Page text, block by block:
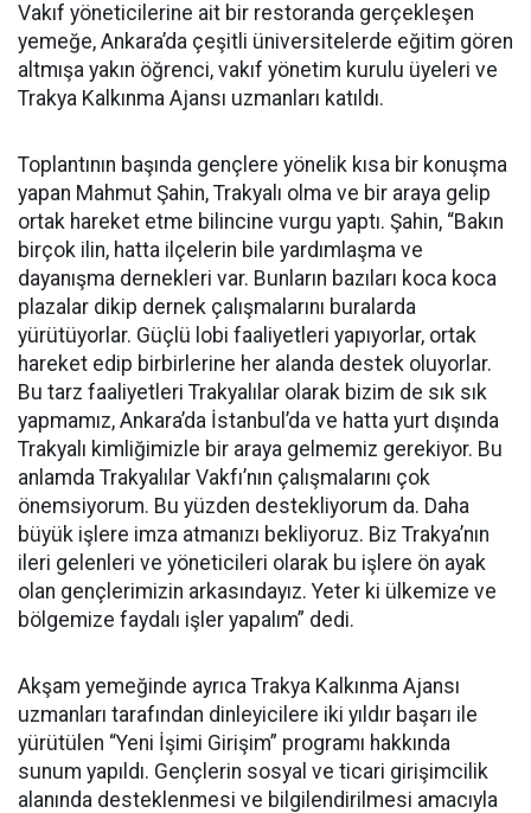
Vakıf yöneticilerine ait bir restoranda gerçekleşen
yemeğe, Ankara’da çeşitli üniversitelerde eğitim gören
altmışa yakın öğrenci, vakıf yönetim kurulu üyeleri ve
Trakya Kalkınma Ajansı uzmanları katıldı.
Toplantının başında gençlere yönelik kısa bir konuşma
yapan Mahmut Şahin, Trakyalı olma ve bir araya gelip
ortak hareket etme bilincine vurgu yaptı. Şahin, “Bakın
birçok ilin, hatta ilçelerin bile yardımlaşma ve
dayanışma dernekleri var. Bunların bazıları koca koca
plazalar dikip dernek çalışmalarını buralarda
yürütüyorlar. Güçlü lobi faaliyetleri yapıyorlar, ortak
hareket edip birbirlerine her alanda destek oluyorlar.
Bu tarz faaliyetleri Trakyalılar olarak bizim de sık sık
yapmamız, Ankara’da İstanbul’da ve hatta yurt dışında
Trakyalı kimliğimizle bir araya gelmemiz gerekiyor. Bu
anlamda Trakyalılar Vakfı’nın çalışmalarını çok
önemsiyorum. Bu yüzden destekliyorum da. Daha
büyük işlere imza atmanızı bekliyoruz. Biz Trakya’nın
ileri gelenleri ve yöneticileri olarak bu işlere ön ayak
olan gençlerimizin arkasındayız. Yeter ki ülkemize ve
bölgemize faydalı işler yapalım” dedi.
Akşam yemeğinde ayrıca Trakya Kalkınma Ajansı
uzmanları tarafından dinleyicilere iki yıldır başarı ile
yürütülen “Yeni İşimi Girişim” programı hakkında
sunum yapıldı. Gençlerin sosyal ve ticari girişimcilik
alanında desteklenmesi ve bilgilendirilmesi amacıyla